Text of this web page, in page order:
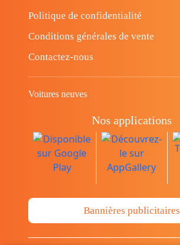
Politique de confidentialité
Conditions générales de vente
Contactez-nous
Voitures neuves
Nos applications
Bannières publicitaires